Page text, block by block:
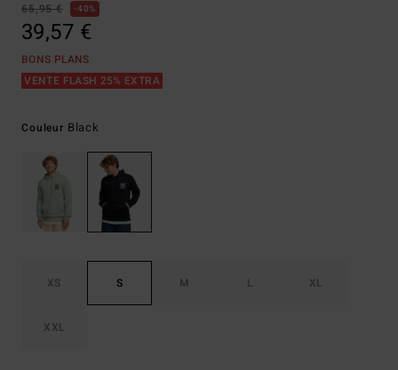
65,95 €
40%
39,57 €
BONS PLANS
VENTE FLASH 25% EXTRA
Couleur Black
XS S M L XL
XXL